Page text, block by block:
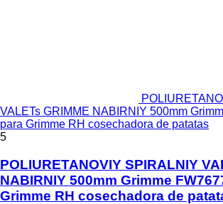
VALETs GRIMME NABIRNIY 500mm
para Grimme RH cosechadora de patatas
5
POLIURETANOVIY SPIRALNIY
NABIRNIY 500mm Grimme
Grimme RH cosechadora de